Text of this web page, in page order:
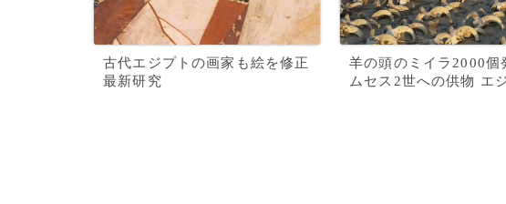
古代エジプトの画家も絵を修正
最新研究
羊の頭のミイラ2000個
ムセス2世への供物 エ